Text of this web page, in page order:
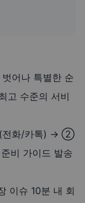
어나 특별한 순
고 수준의 서비
전화/카톡) → ②
가이드 발송
이슈 10분 내 회